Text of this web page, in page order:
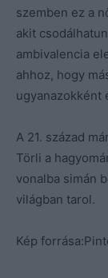
szemben ez a
akit
ambivalencia
ahhoz, hogy
ugyanazokként
A 21. század
Törli a
vonalba simán
világban tarol.
Kép